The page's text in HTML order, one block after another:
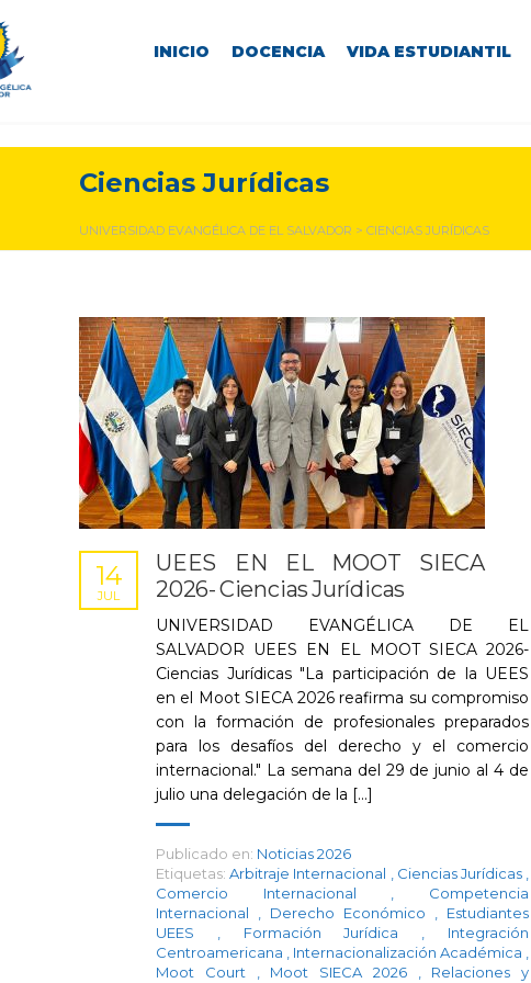
INICIO DOCENCIA VIDA ESTUDIANTIL
Ciencias Jurídicas
UNIVERSIDAD EVANGÉLICA DE EL SALVADOR > CIENCIAS JURÍDICAS
UEES EN EL MOOT SIECA
2026- Ciencias Jurídicas
14
JUL
UNIVERSIDAD EVANGÉLICA DE EL
SALVADOR UEES EN EL MOOT SIECA 2026-
Ciencias Jurídicas "La participación de la UEES
en el Moot SIECA 2026 reafirma su compromiso
con la formación de profesionales preparados
para los desafíos del derecho y el comercio
internacional." La semana del 29 de junio al 4 de
julio una delegación de la [...]
Publicado en: Noticias 2026
Etiquetas: Arbitraje Internacional Ciencias Jurídicas
Comercio Internacional
Competencia
Internacional
Derecho Económico
Estudiantes
UEES
Formación Jurídica
Integración
Centroamericana
Internacionalización Académica
Moot Court
Moot SIECA 2026 Relaciones y